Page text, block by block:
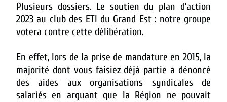
Plusieurs dossiers. Le soutien du plan d’action
2023 au club des ETI du Grand Est : notre groupe
votera contre cette délibération.
En effet, lors de la prise de mandature en 2015, la
majorité dont vous faisiez déjà partie a dénoncé
des aides aux organisations syndicales de
salariés en arguant que la Région ne pouvait